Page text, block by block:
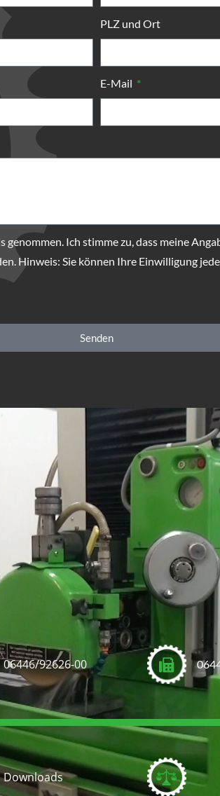
PLZ und Ort
E-Mail
genommen. Ich stimme zu, dass meine
Hinweis: Sie können Ihre Einwilligung
Senden
06446/92626-00
Downloads